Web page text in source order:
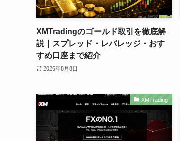
XMTradingのゴールド取引を徹底解
説｜スプレッド・レバレッジ・おす
すめ口座まで紹介
2026年8月8日
XMTrading